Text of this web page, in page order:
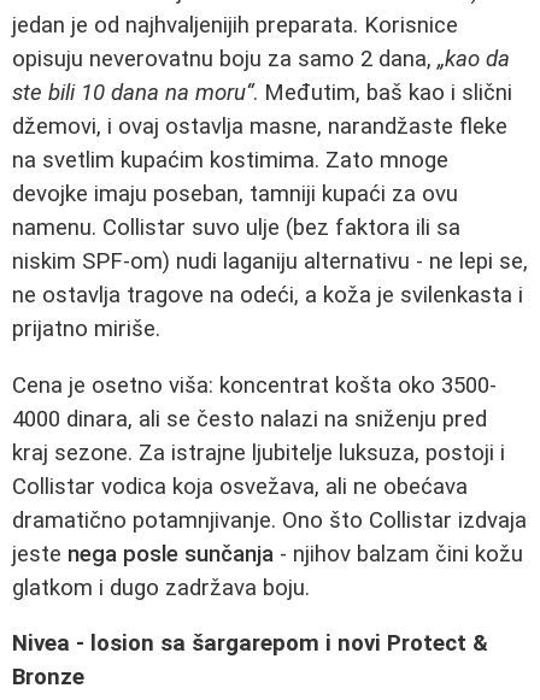
jedan je od najhvaljenijih preparata. Korisnice
opisuju neverovatnu boju za samo 2 dana, „kao da
ste bili 10 dana na moru“. Međutim, baš kao i slični
džemovi, i ovaj ostavlja masne, narandžaste fleke
na svetlim kupaćim kostimima. Zato mnoge
devojke imaju poseban, tamniji kupaći za ovu
namenu. Collistar suvo ulje (bez faktora ili sa
niskim SPF-om) nudi laganiju alternativu - ne lepi se,
ne ostavlja tragove na odeći, a koža je svilenkasta i
prijatno miriše.
Cena je osetno viša: koncentrat košta oko 3500-
4000 dinara, ali se često nalazi na sniženju pred
kraj sezone. Za istrajne ljubitelje luksuza, postoji i
Collistar vodica koja osvežava, ali ne obećava
dramatično potamnjivanje. Ono što Collistar izdvaja
jeste nega posle sunčanja - njihov balzam čini kožu
glatkom i dugo zadržava boju.
Nivea - losion sa šargarepom i novi Protect &
Bronze